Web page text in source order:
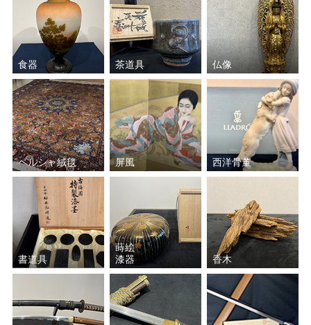
食器 茶道具 仏像
ペルシャ絨毯 屏風 西洋骨董
書道具
蒔絵
漆器
香木